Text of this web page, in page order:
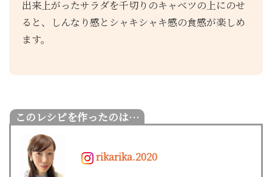
出来上がったサラダを千切りのキャベツの上にのせ
ると、しんなり感とシャキシャキ感の食感が楽しめ
ます。
rikarika.2020